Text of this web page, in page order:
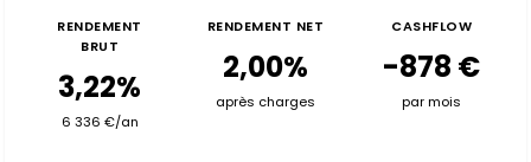
RENDEMENT
BRUT
3,22%
6 336 €/an
RENDEMENT NET
2,00%
après charges
CASHFLOW
-878 €
par mois